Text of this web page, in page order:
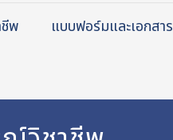
พ แบบฟอร์มและเอกสาร